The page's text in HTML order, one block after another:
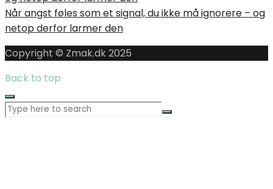
Når angst føles som et signal, du ikke må ignorere – og
netop derfor larmer den
Copyright © Zmak.dk 2025
Back to top